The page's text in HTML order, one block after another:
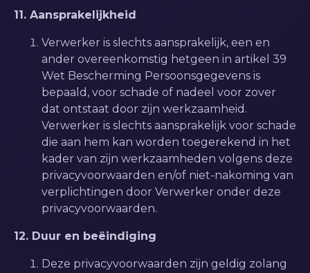
11. Aansprakelijkheid
Verwerker is slechts aansprakelijk, een en
ander overeenkomstig hetgeen in artikel 39
Wet Bescherming Persoonsgegevens is
bepaald, voor schade of nadeel voor zover
dat ontstaat door zijn werkzaamheid.
Verwerker is slechts aansprakelijk voor schade
die aan hem kan worden toegerekend in het
kader van zijn werkzaamheden volgens deze
privacyvoorwaarden en/of niet-nakoming van
verplichtingen door Verwerker onder deze
privacyvoorwaarden.
12. Duur en beëindiging
Deze privacyvoorwaarden zijn geldig zolang